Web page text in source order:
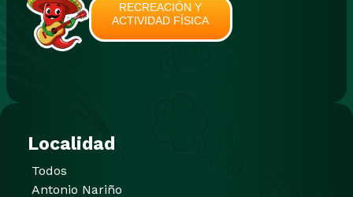
Localidad
Todos
Antonio Nariño
RECREACIÓN Y
ACTIVIDAD FÍSICA